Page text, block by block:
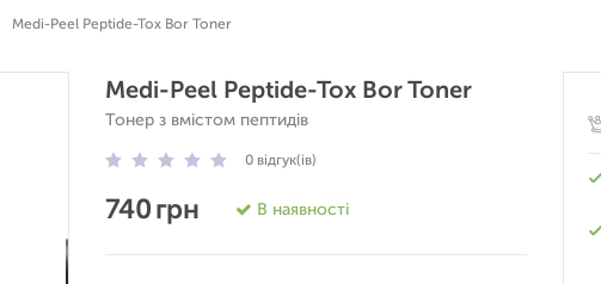
Medi-Peel Peptide-Tox Bor Toner
Medi-Peel Peptide-Tox Bor Toner
Тонер з вмістом пептидів
0 відгук(ів)
740 грн В наявності